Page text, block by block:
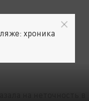
хроника